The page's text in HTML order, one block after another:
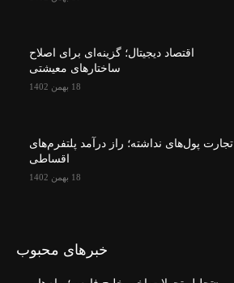
اقتصاد دیجیتال؛ گزینه‌ای برای اصلاح
ساختارهای معیشتی
18 بهمن 1402
تجارت پول‌های نداشته؛ راز درآمد پلتفرم‌های
اقساطی
18 بهمن 1402
خبرهای محبوب